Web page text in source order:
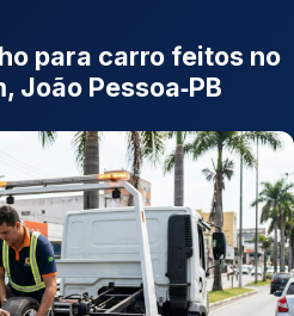
para carro feitos no
João Pessoa‑PB